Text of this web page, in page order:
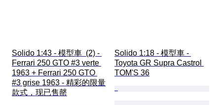
Solido 1:43 - 模型車  (2) -
Ferrari 250 GTO #3 verte
1963 + Ferrari 250 GTO
#3 grise 1963 - 精彩的限量
款式，现已售罄
Solido 1:18 - 模型車 -
Toyota GR Supra Castrol
TOM'S 36